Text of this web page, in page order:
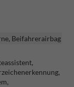
Beifahrerairbag